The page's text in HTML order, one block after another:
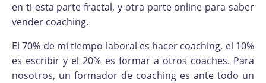
en ti esta parte fractal, y otra parte online para saber
vender coaching.
El 70% de mi tiempo laboral es hacer coaching, el 10%
es escribir y el 20% es formar a otros coaches. Para
nosotros, un formador de coaching es ante todo un